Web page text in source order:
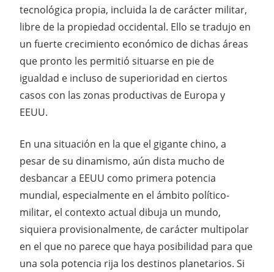
tecnológica propia, incluida la de carácter militar,
libre de la propiedad occidental. Ello se tradujo en
un fuerte crecimiento económico de dichas áreas
que pronto les permitió situarse en pie de
igualdad e incluso de superioridad en ciertos
casos con las zonas productivas de Europa y
EEUU.
En una situación en la que el gigante chino, a
pesar de su dinamismo, aún dista mucho de
desbancar a EEUU como primera potencia
mundial, especialmente en el ámbito político-
militar, el contexto actual dibuja un mundo,
siquiera provisionalmente, de carácter multipolar
en el que no parece que haya posibilidad para que
una sola potencia rija los destinos planetarios. Si